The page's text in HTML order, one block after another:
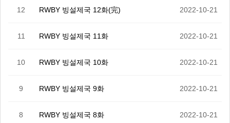
12 RWBY 빙설제국 12화(完) 2022-10-21
11 RWBY 빙설제국 11화 2022-10-21
10 RWBY 빙설제국 10화 2022-10-21
9 RWBY 빙설제국 9화 2022-10-21
8 RWBY 빙설제국 8화 2022-10-21